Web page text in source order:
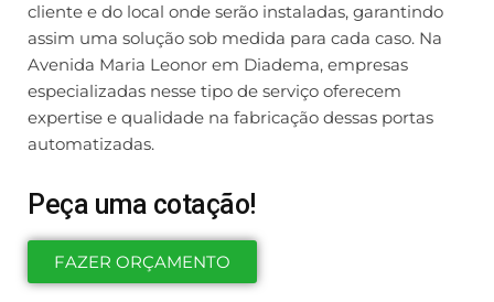
cliente e do local onde serão instaladas, garantindo
assim uma solução sob medida para cada caso. Na
Avenida Maria Leonor em Diadema, empresas
especializadas nesse tipo de serviço oferecem
expertise e qualidade na fabricação dessas portas
automatizadas.
Peça uma cotação!
FAZER ORÇAMENTO